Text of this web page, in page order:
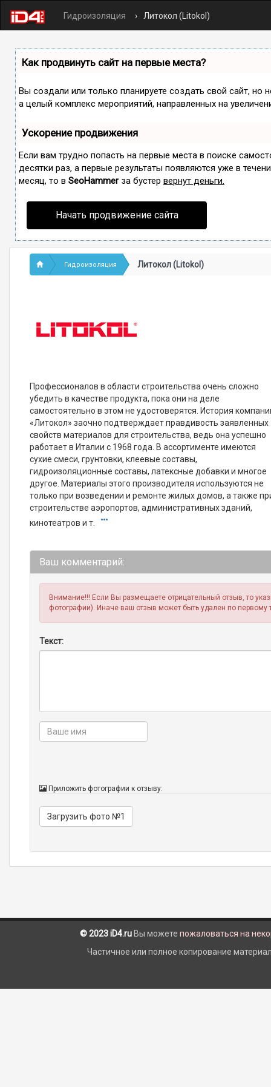
Гидроизоляция Литокол (Litokol)
Как продвинуть сайт на первые места?
Вы создали или только планируете создать свой сайт, но
а целый комплекс мероприятий, направленных на
Ускорение продвижения
Если вам трудно попасть на первые места в поиске
десятки раз, а первые результаты появляются уже в
месяц, то в SeoHammerза бустер вернут деньги.
Начать продвижение сайта
Гидроизоляция Литокол (Litokol)
Профессионалов в области строительства очень сложно
убедить в качестве продукта, пока они на деле
самостоятельно в этом не удостоверятся. История
«Литокол» заочно подтверждает правдивость заявленных
свойств материалов для строительства, ведь она успешно
работает в Италии с 1968 года. В ассортименте имеются
сухие смеси, грунтовки, клеевые составы,
гидроизоляционные составы, латексные добавки и многое
другое. Материалы этого производителя используются не
только при возведении и ремонте жилых домов, а также
строительстве аэропортов, административных зданий,
кинотеатров и т.
Ваш комментарий:
Внимание!!! Если Вы размещаете отрицательный отзыв, то
фотографии). Иначе ваш отзыв может быть удален по первому
Текст:
Приложить фотографии к отзыву:
Загрузить фото №1
© 2023 iD4.ru Вы можете пожаловаться на
Частичное или полное копирование